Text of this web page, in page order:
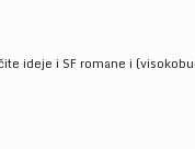
ideje i SF romane i